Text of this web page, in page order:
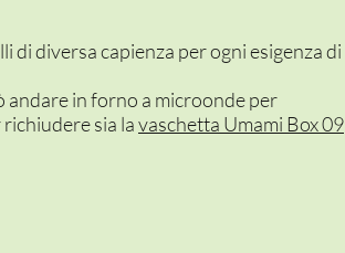
di diversa capienza per ogni esigenza di
andare in forno a microonde per
sia lavaschetta Umami Box 09